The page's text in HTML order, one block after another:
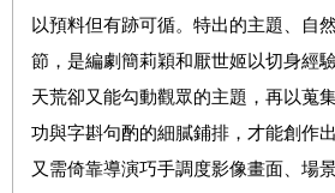
以預料但有跡可循。特出的主題、自
節，是編劇簡莉穎和厭世姬以切身經
天荒卻又能勾動觀眾的主題，再以蒐
功與字斟句酌的細膩鋪排，才能創作
又需倚靠導演巧手調度影像畫面、場